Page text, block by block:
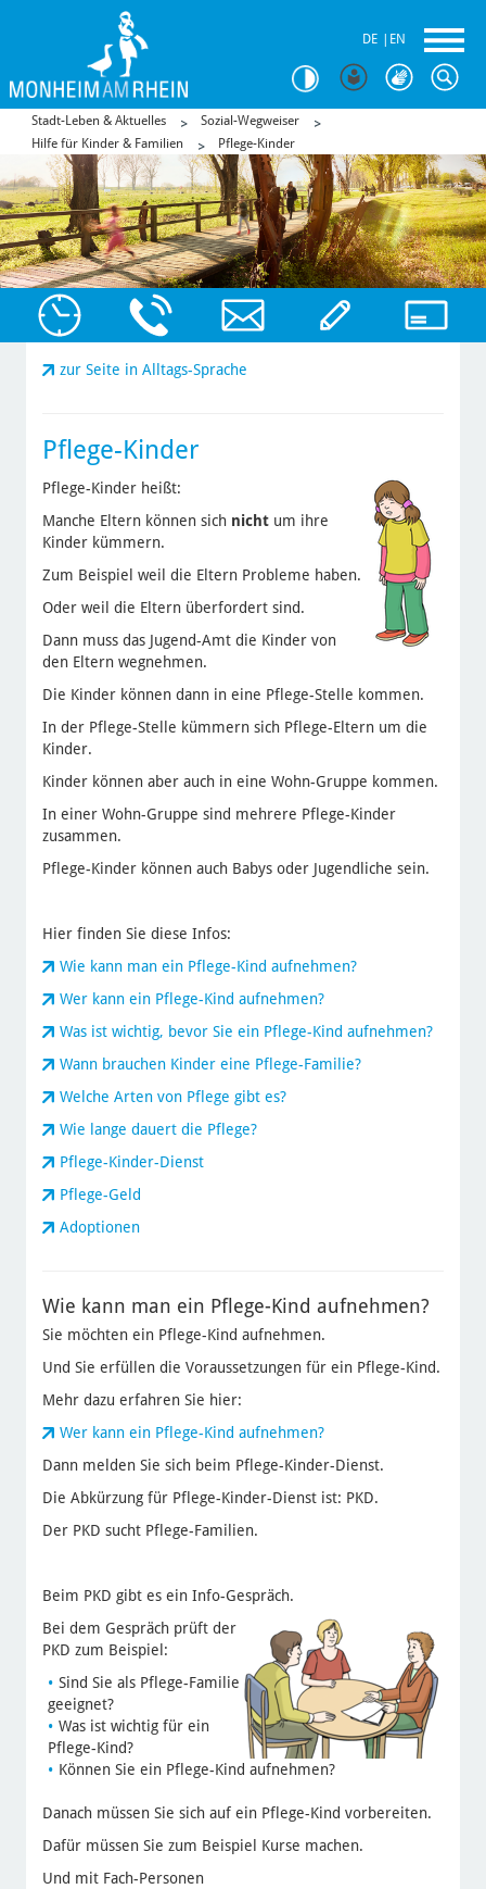
DE EN
Stadt-Leben & Aktuelles
Sozial-Wegweiser
Hilfe für Kinder & Familien
Pflege-Kinder
zur Seite in Alltags-Sprache
Pflege-Kinder
Pflege-Kinder heißt:
Manche Eltern können sich nichtum ihre
Kinder kümmern.
Zum Beispiel weil die Eltern Probleme haben.
Oder weil die Eltern überfordert sind.
Dann muss das Jugend-Amt die Kinder von
den Eltern wegnehmen.
Die Kinder können dann in eine Pflege-Stelle kommen.
In der Pflege-Stelle kümmern sich Pflege-Eltern um die
Kinder.
Kinder können aber auch in eine Wohn-Gruppe kommen.
In einer Wohn-Gruppe sind mehrere Pflege-Kinder
zusammen.
Pflege-Kinder können auch Babys oder Jugendliche sein.
Hier finden Sie diese Infos:
Wie kann man ein Pflege-Kind aufnehmen?
Wer kann ein Pflege-Kind aufnehmen?
Was ist wichtig, bevor Sie ein Pflege-Kind aufnehmen?
Wann brauchen Kinder eine Pflege-Familie?
Welche Arten von Pflege gibt es?
Wie lange dauert die Pflege?
Pflege-Kinder-Dienst
Pflege-Geld
Adoptionen
Wie kann man ein Pflege-Kind aufnehmen?
Sie möchten ein Pflege-Kind aufnehmen.
Und Sie erfüllen die Voraussetzungen für ein Pflege-Kind.
Mehr dazu erfahren Sie hier:
Wer kann ein Pflege-Kind aufnehmen?
Dann melden Sie sich beim Pflege-Kinder-Dienst.
Die Abkürzung für Pflege-Kinder-Dienst ist: PKD.
Der PKD sucht Pflege-Familien.
Beim PKD gibt es ein Info-Gespräch.
Bei dem Gespräch prüft der
PKD zum Beispiel:
Sind Sie als Pflege-Familie
geeignet?
Was ist wichtig für ein
Pflege-Kind?
Können Sie ein Pflege-Kind aufnehmen?
Danach müssen Sie sich auf ein Pflege-Kind vorbereiten.
Dafür müssen Sie zum Beispiel Kurse machen.
Und mit Fach-Personen